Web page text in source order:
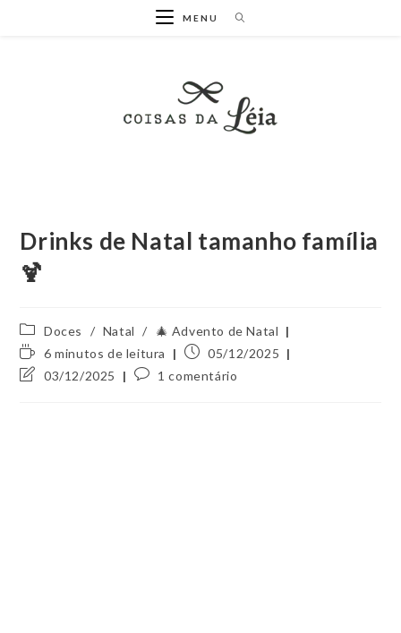
MENU
Drinks de Natal tamanho família
🍹
Categoria
do
post:
Doces / Natal /
🎄 Advento de Natal
Tempo
de
leitura:
6 minutos de leitura
Post
publicado:
05/12/2025
Última03/12/2025
Comentários
1 comentário